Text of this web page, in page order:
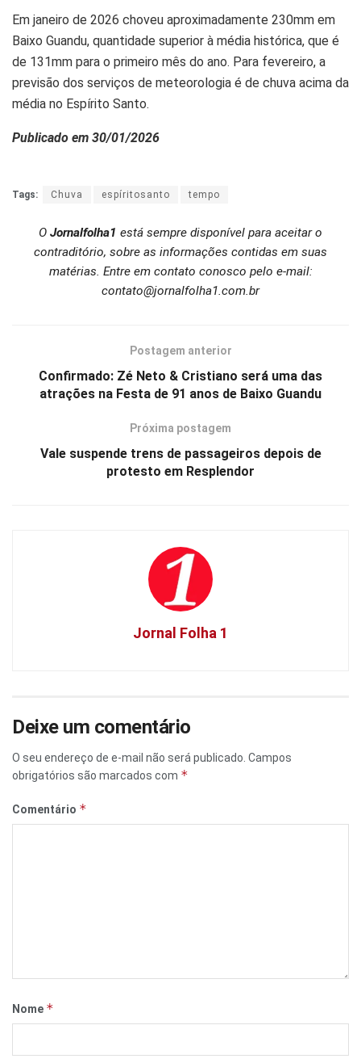
Em janeiro de 2026 choveu aproximadamente 230mm em
Baixo Guandu, quantidade superior à média histórica, que é
de 131mm para o primeiro mês do ano. Para fevereiro, a
previsão dos serviços de meteorologia é de chuva acima da
média no Espírito Santo.
Publicado em 30/01/2026
Tags: Chuva espíritosanto tempo
O Jornalfolha1 está sempre disponível para aceitar o
contraditório, sobre as informações contidas em suas
matérias. Entre em contato conosco pelo e-mail:
contato@jornalfolha1.com.br
Postagem anterior
Confirmado: Zé Neto & Cristiano será uma das
atrações na Festa de 91 anos de Baixo Guandu
Próxima postagem
Vale suspende trens de passageiros depois de
protesto em Resplendor
Jornal Folha 1
Deixe um comentário
O seu endereço de e-mail não será publicado. Campos
obrigatórios são marcados com *
Comentário *
Nome *